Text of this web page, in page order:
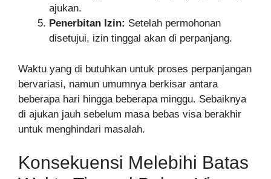
ajukan.
Penerbitan Izin: Setelah permohonan
disetujui, izin tinggal akan di perpanjang.
Waktu yang di butuhkan untuk proses perpanjangan
bervariasi, namun umumnya berkisar antara
beberapa hari hingga beberapa minggu. Sebaiknya
di ajukan jauh sebelum masa bebas visa berakhir
untuk menghindari masalah.
Konsekuensi Melebihi Batas